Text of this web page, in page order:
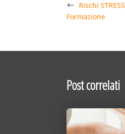
Rischi
Formazione
Post correlati